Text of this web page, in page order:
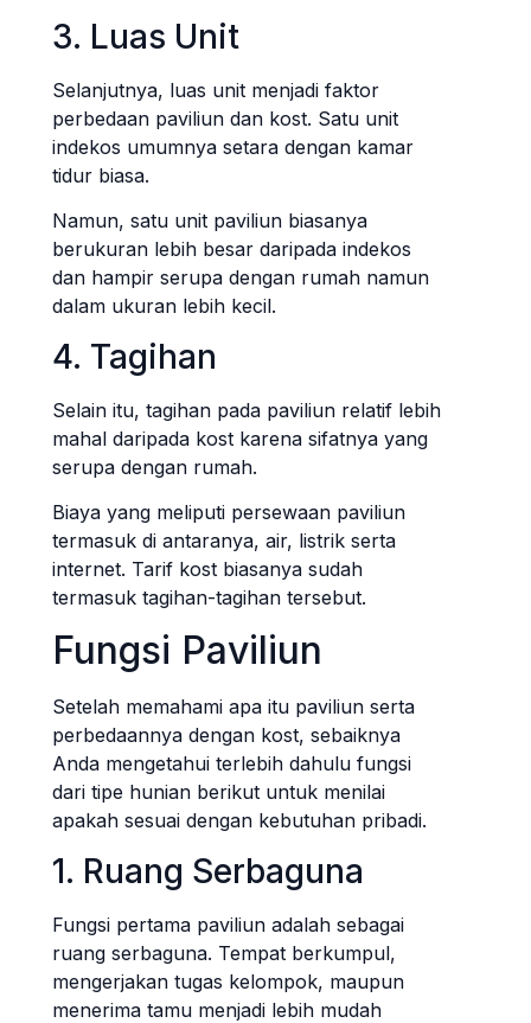
3. Luas Unit
Selanjutnya, luas unit menjadi faktor
perbedaan paviliun dan kost. Satu unit
indekos umumnya setara dengan kamar
tidur biasa.
Namun, satu unit paviliun biasanya
berukuran lebih besar daripada indekos
dan hampir serupa dengan rumah namun
dalam ukuran lebih kecil.
4. Tagihan
Selain itu, tagihan pada paviliun relatif lebih
mahal daripada kost karena sifatnya yang
serupa dengan rumah.
Biaya yang meliputi persewaan paviliun
termasuk di antaranya, air, listrik serta
internet. Tarif kost biasanya sudah
termasuk tagihan-tagihan tersebut.
Fungsi Paviliun
Setelah memahami apa itu paviliun serta
perbedaannya dengan kost, sebaiknya
Anda mengetahui terlebih dahulu fungsi
dari tipe hunian berikut untuk menilai
apakah sesuai dengan kebutuhan pribadi.
1. Ruang Serbaguna
Fungsi pertama paviliun adalah sebagai
ruang serbaguna. Tempat berkumpul,
mengerjakan tugas kelompok, maupun
menerima tamu menjadi lebih mudah